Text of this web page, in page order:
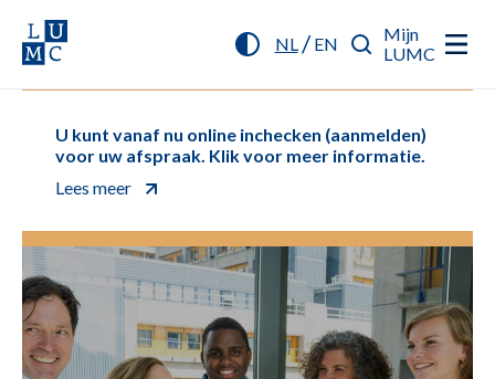
NL/ EN
Mijn
LUMC
U kunt vanaf nu online inchecken (aanmelden)
voor uw afspraak. Klik voor meer informatie.
Lees meer